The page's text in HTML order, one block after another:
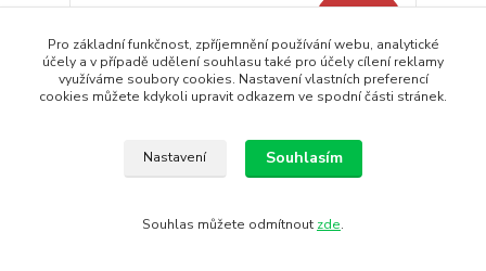
Kolo STEVENS Gavere Eco Concrete Grey Violet
35 991 Kč
Pro základní funkčnost, zpříjemnění používání webu, analytické
účely a v případě udělení souhlasu také pro účely cílení reklamy
využíváme soubory cookies. Nastavení vlastních preferencí
cookies můžete kdykoli upravit odkazem ve spodní části stránek.
Nastavení Souhlasím
Souhlas můžete odmítnout zde.